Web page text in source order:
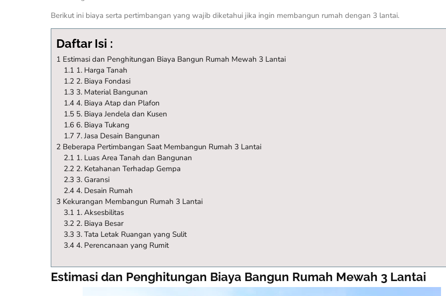
Berikut ini biaya serta pertimbangan yang wajib diketahui jika ingin membangun rumah dengan 3 lantai.
Daftar Isi :
1 Estimasi dan Penghitungan Biaya Bangun Rumah Mewah 3 Lantai
1.1 1. Harga Tanah
1.2 2. Biaya Fondasi
1.3 3. Material Bangunan
1.4 4. Biaya Atap dan Plafon
1.5 5. Biaya Jendela dan Kusen
1.6 6. Biaya Tukang
1.7 7. Jasa Desain Bangunan
2 Beberapa Pertimbangan Saat Membangun Rumah 3 Lantai
2.1 1. Luas Area Tanah dan Bangunan
2.2 2. Ketahanan Terhadap Gempa
2.3 3. Garansi
2.4 4. Desain Rumah
3 Kekurangan Membangun Rumah 3 Lantai
3.1 1. Aksesbilitas
3.2 2. Biaya Besar
3.3 3. Tata Letak Ruangan yang Sulit
3.4 4. Perencanaan yang Rumit
Estimasi dan Penghitungan Biaya Bangun Rumah Mewah 3 Lantai